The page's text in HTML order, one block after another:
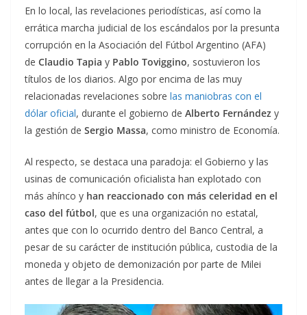
En lo local, las revelaciones periodísticas, así como la
errática marcha judicial de los escándalos por la presunta
corrupción en la Asociación del Fútbol Argentino (AFA)
de Claudio Tapia y Pablo Toviggino, sostuvieron los
títulos de los diarios. Algo por encima de las muy
relacionadas revelaciones sobre las maniobras con el
dólar oficial, durante el gobierno de Alberto Fernández y
la gestión de Sergio Massa, como ministro de Economía.
Al respecto, se destaca una paradoja: el Gobierno y las
usinas de comunicación oficialista han explotado con
más ahínco y han reaccionado con más celeridad en el
caso del fútbol, que es una organización no estatal,
antes que con lo ocurrido dentro del Banco Central, a
pesar de su carácter de institución pública, custodia de la
moneda y objeto de demonización por parte de Milei
antes de llegar a la Presidencia.